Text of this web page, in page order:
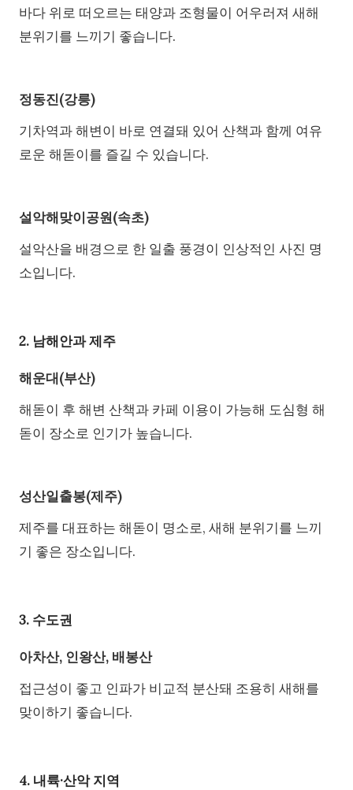
바다 위로 떠오르는 태양과 조형물이 어우러져 새해
분위기를 느끼기 좋습니다.
정동진(강릉)
기차역과 해변이 바로 연결돼 있어 산책과 함께 여유
로운 해돋이를 즐길 수 있습니다.
설악해맞이공원(속초)
설악산을 배경으로 한 일출 풍경이 인상적인 사진 명
소입니다.
2. 남해안과 제주
해운대(부산)
해돋이 후 해변 산책과 카페 이용이 가능해 도심형 해
돋이 장소로 인기가 높습니다.
성산일출봉(제주)
제주를 대표하는 해돋이 명소로, 새해 분위기를 느끼
기 좋은 장소입니다.
3. 수도권
아차산, 인왕산, 배봉산
접근성이 좋고 인파가 비교적 분산돼 조용히 새해를
맞이하기 좋습니다.
4. 내륙·산악 지역